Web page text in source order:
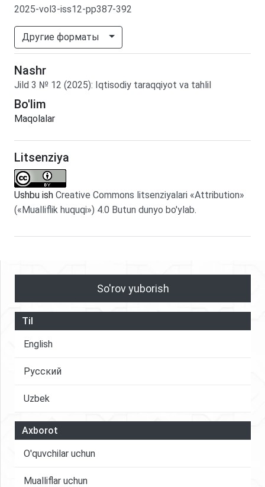
2025-vol3-iss12-pp387-392
Другие форматы
Nashr
Jild 3 № 12 (2025): Iqtisodiy taraqqiyot va tahlil
Bo'lim
Maqolalar
Litsenziya
Ushbu ish Creative Commons litsenziyalari «Attribution»
(«Mualliflik huquqi») 4.0 Butun dunyo bo'ylab.
So'rov yuborish
Til
English
Русский
Uzbek
Axborot
O'quvchilar uchun
Mualliflar uchun